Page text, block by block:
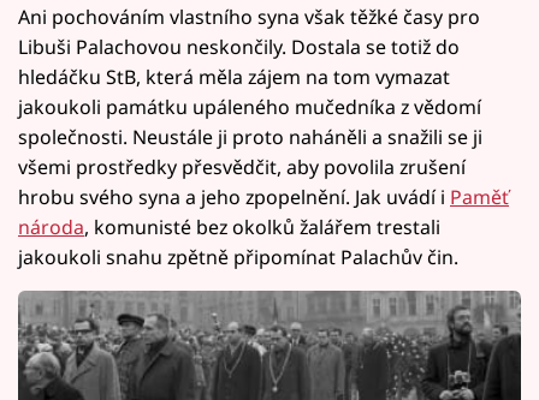
Ani pochováním vlastního syna však těžké časy pro
Libuši Palachovou neskončily. Dostala se totiž do
hledáčku StB, která měla zájem na tom vymazat
jakoukoli památku upáleného mučedníka z vědomí
společnosti. Neustále ji proto naháněli a snažili se ji
všemi prostředky přesvědčit, aby povolila zrušení
hrobu svého syna a jeho zpopelnění. Jak uvádí i Paměť
národa, komunisté bez okolků žalářem trestali
jakoukoli snahu zpětně připomínat Palachův čin.